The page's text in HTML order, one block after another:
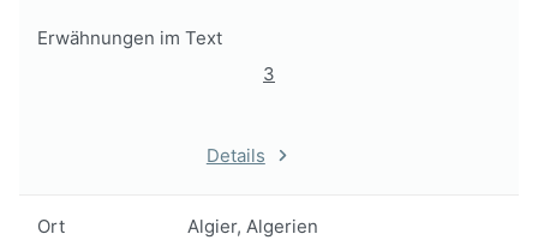
Erwähnungen im Text
3
Details
Ort Algier, Algerien